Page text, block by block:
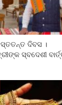
ଦିବସ ।
ସ୍ବଦେଶୀ